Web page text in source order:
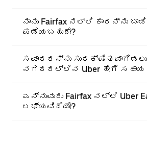
ನಾನು Fairfax ನಲ್ಲಿ ಕಾರನ್ನು
ಪಡೆಯಬಹುದೇ?
ಸವಾರರನ್ನು ಸುರಕ್ಷಿತವಾಗಿಡಲು
ನಗರದಲ್ಲಿನ Uber ಹೇಗೆ ಸಹಾಯ
ಎನ್ನುವುದು Fairfax ನಲ್ಲಿ Uber
ಲಭ್ಯವಿದೆಯೇ?